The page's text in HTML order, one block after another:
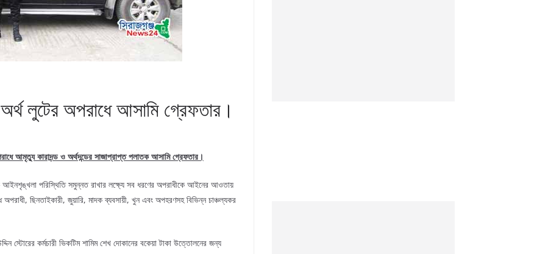
লুটের অপরাধে আসামি গ্রেফতার।
আমৃত্যু কারাদন্ড ও অর্থদন্ডের সাজাপ্রাপ্ত পলাতক আসামি গ্রেফতার।
আইনশৃঙ্খলা পরিস্থিতি সমুন্নত রাখার লক্ষ্যে সব ধরণের অপরাধীকে আইনের আওতায়
ছিনতাইকারী, জুয়ারি, মাদক ব্যবসায়ী, খুন এবং অপহরণসহ বিভিন্ন চাঞ্চল্যকর
কর্মচারী ভিকটিম শামিম শেখ দোকানের বকেয়া টাকা উত্তোলনের জন্য